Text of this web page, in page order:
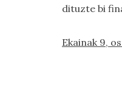
dituzte bi
Ekainak 9,